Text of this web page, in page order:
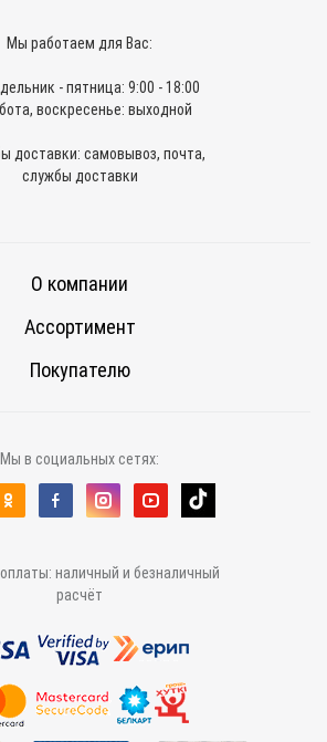
Мы работаем для Вас:
- пятница: 9:00 - 18:00
воскресенье: выходной
доставки: самовывоз, почта,
службы доставки
О компании
Ассортимент
Покупателю
Мы в социальных сетях:
наличный и безналичный
расчёт